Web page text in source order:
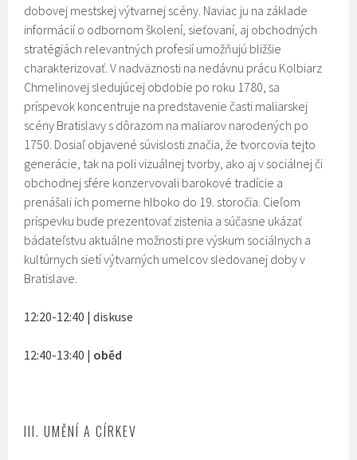
dobovej mestskej výtvarnej scény. Naviac ju na základe
informácií o odbornom školení, sieťovaní, aj obchodných
stratégiách relevantných profesií umožňujú bližšie
charakterizovať. V nadväznosti na nedávnu prácu Kolbiarz
Chmelinovej sledujúcej obdobie po roku 1780, sa
príspevok koncentruje na predstavenie časti maliarskej
scény Bratislavy s dôrazom na maliarov narodených po
1750. Dosiaľ objavené súvislosti značia, že tvorcovia tejto
generácie, tak na poli vizuálnej tvorby, ako aj v sociálnej či
obchodnej sfére konzervovali barokové tradície a
prenášali ich pomerne hlboko do 19. storočia. Cieľom
príspevku bude prezentovať zistenia a súčasne ukázať
bádateľstvu aktuálne možnosti pre výskum sociálnych a
kultúrnych sietí výtvarných umelcov sledovanej doby v
Bratislave.
12:20-12:40 | diskuse
12:40-13:40 | oběd
III. UMĚNÍ A CÍRKEV